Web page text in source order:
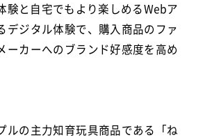
験と自宅でもより楽しめるWebア
デジタル体験で、購入商品のファ
ーカーへのブランド好感度を高め
ルの主力知育玩具商品である「ね